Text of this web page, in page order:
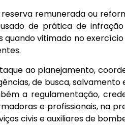
remunerada ou
de prática de
vitimado no
ao planejamento,
de busca, salvamento
a regulamentação,
e profissionais, na
civis e auxiliares de